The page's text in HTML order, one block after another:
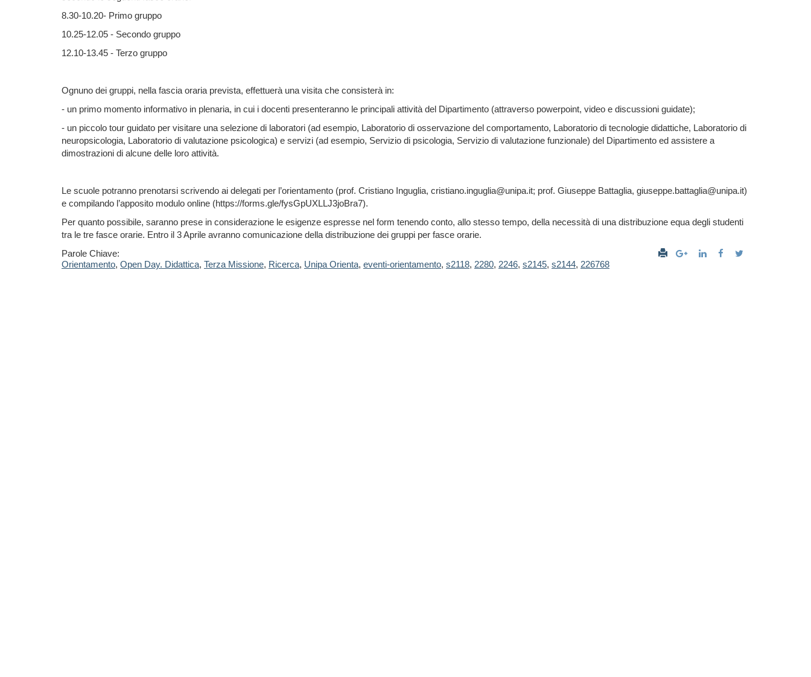
8.30-10.20- Primo gruppo
10.25-12.05 - Secondo gruppo
12.10-13.45 - Terzo gruppo
Ognuno dei gruppi, nella fascia oraria prevista, effettuerà una visita che consisterà in:
- un primo momento informativo in plenaria, in cui i docenti presenteranno le principali attività del Dipartimento (attraverso powerpoint, video e discussioni guidate);
- un piccolo tour guidato per visitare una selezione di laboratori (ad esempio, Laboratorio di osservazione del comportamento, Laboratorio di tecnologie didattiche, Laboratorio di
neuropsicologia, Laboratorio di valutazione psicologica) e servizi (ad esempio, Servizio di psicologia, Servizio di valutazione funzionale) del Dipartimento ed assistere a
dimostrazioni di alcune delle loro attività.
Le scuole potranno prenotarsi scrivendo ai delegati per l’orientamento (prof. Cristiano Inguglia, cristiano.inguglia@unipa.it; prof. Giuseppe Battaglia, giuseppe.battaglia@unipa.it)
e compilando l’apposito modulo online (https://forms.gle/fysGpUXLLJ3joBra7).
Per quanto possibile, saranno prese in considerazione le esigenze espresse nel form tenendo conto, allo stesso tempo, della necessità di una distribuzione equa degli studenti
tra le tre fasce orarie. Entro il 3 Aprile avranno comunicazione della distribuzione dei gruppi per fasce orarie.
Parole Chiave:
Orientamento, Open Day. Didattica, Terza Missione, Ricerca, Unipa Orienta, eventi-orientamento, s2118, 2280, 2246, s2145, s2144, 226768